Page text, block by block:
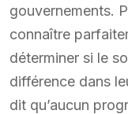
gouvernements.
connaître
déterminer si le
différence dans
dit qu’aucun